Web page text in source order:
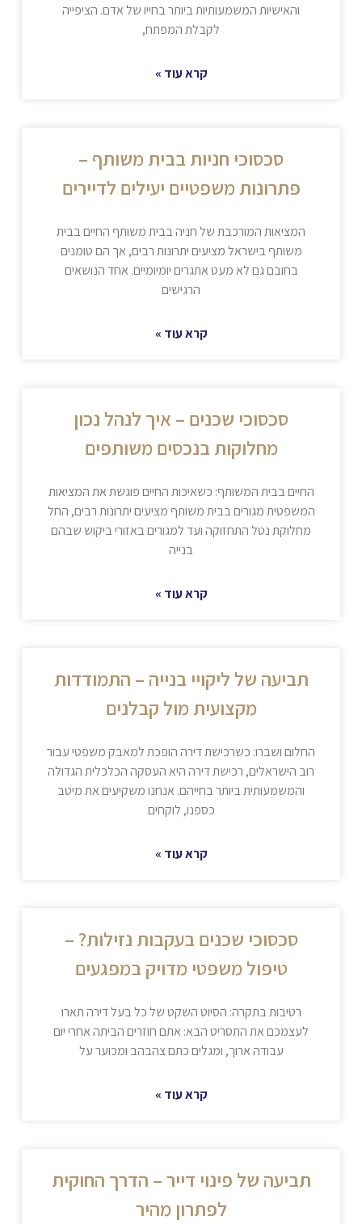
והאישיות המשמעותיות ביותר בחייו של אדם. הציפייה
לקבלת המפתח,
קרא עוד »
סכסוכי חניות בבית משותף –
פתרונות משפטיים יעילים לדיירים
המציאות המורכבת של חניה בבית משותף החיים בבית
משותף בישראל מציעים יתרונות רבים, אך הם טומנים
בחובם גם לא מעט אתגרים יומיומיים. אחד הנושאים
הרגישים
קרא עוד »
סכסוכי שכנים – איך לנהל נכון
מחלוקות בנכסים משותפים
החיים בבית המשותף: כשאיכות החיים פוגשת את המציאות
המשפטית מגורים בבית משותף מציעים יתרונות רבים, החל
מחלוקת נטל התחזוקה ועד למגורים באזורי ביקוש שבהם
בנייה
קרא עוד »
תביעה של ליקויי בנייה – התמודדות
מקצועית מול קבלנים
החלום ושברו: כשרכישת דירה הופכת למאבק משפטי עבור
רוב הישראלים, רכישת דירה היא העסקה הכלכלית הגדולה
והמשמעותית ביותר בחייהם. אנחנו משקיעים את מיטב
כספנו, לוקחים
קרא עוד »
סכסוכי שכנים בעקבות נזילות? –
טיפול משפטי מדויק במפגעים
רטיבות בתקרה: הסיוט השקט של כל בעל דירה תארו
לעצמכם את התסריט הבא: אתם חוזרים הביתה אחרי יום
עבודה ארוך, ומגלים כתם צהבהב ומכוער על
קרא עוד »
תביעה של פינוי דייר – הדרך החוקית
לפתרון מהיר